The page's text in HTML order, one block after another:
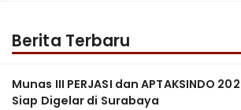
Berita Terbaru
Munas III PERJASI dan APTAKSINDO
Siap Digelar di Surabaya